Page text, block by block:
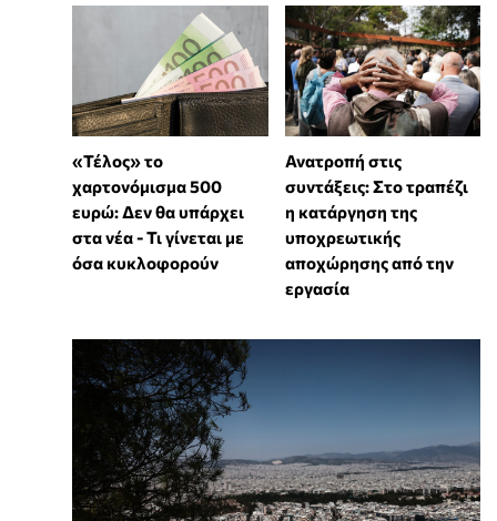
«Τέλος» το
χαρτονόμισμα 500
ευρώ: Δεν θα υπάρχει
στα νέα - Τι γίνεται με
όσα κυκλοφορούν
Ανατροπή στις
συντάξεις: Στο τραπέζι
η κατάργηση της
υποχρεωτικής
αποχώρησης από την
εργασία